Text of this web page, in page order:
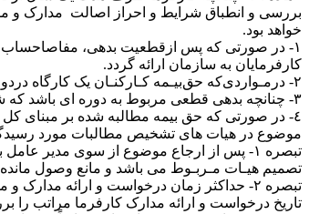
بررسی و انطباق شرایط و احراز اصالت مدارک و
خواهد بود.
کارفرمایان به سازمان ارائه گردد.
٢‏‏‏‏‏‏‏‏‏‏- درمـواردی‌که حق‌بیـمه کـارکنـان یک کارگاه دردوره واحد به‌صورت مضاعف‌وتکراری ایجاد و مطالبه شده‌باشد.
٣‏‏‏‏‏‏‏‏‏‏- چنانچه بدهی قطعی مربوط به دوره ای باشد که شخص بیمه شده قبل یا طی آن فوت نموده و یا از شمول قانون تامین اجتماعی خارج بوده است.
٤‏‏‏‏‏‏‏‏‏‏- در صورتی که حق بیمه مطالبه شده بر مبنای کل
موضوع در هیات‌ های تشخیص مطالبات مورد
تبصره ١‏‏‏‏‏‏‏‏‏‏- پس از ارجاع موضوع از سوی مدیر
تصمیم هیـات مـربـوط می باشد و مانع وصول
تبصره ٢‏‏‏‏‏‏‏‏‏‏- حداکثر زمان درخواست و ارائه
تاریخ درخواست و ارائه مدارک کارفرما مراتب را